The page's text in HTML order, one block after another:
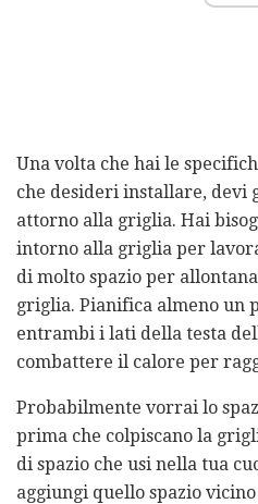
Una volta che hai le
che desideri installare, devi
attorno alla griglia. Hai
intorno alla griglia per
di molto spazio per
griglia. Pianifica almeno un
entrambi i lati della testa
combattere il calore per
Probabilmente vorrai lo
prima che colpiscano la
di spazio che usi nella tua
aggiungi quello spazio